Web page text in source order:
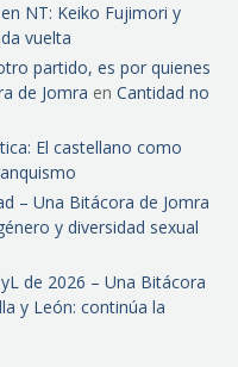
NT: Keiko Fujimori y
vuelta
partido, es por quienes
de Jomra en Cantidad no
El castellano como
– Una Bitácora de Jomra
y diversidad sexual
de 2026 – Una Bitácora
y León: continúa la